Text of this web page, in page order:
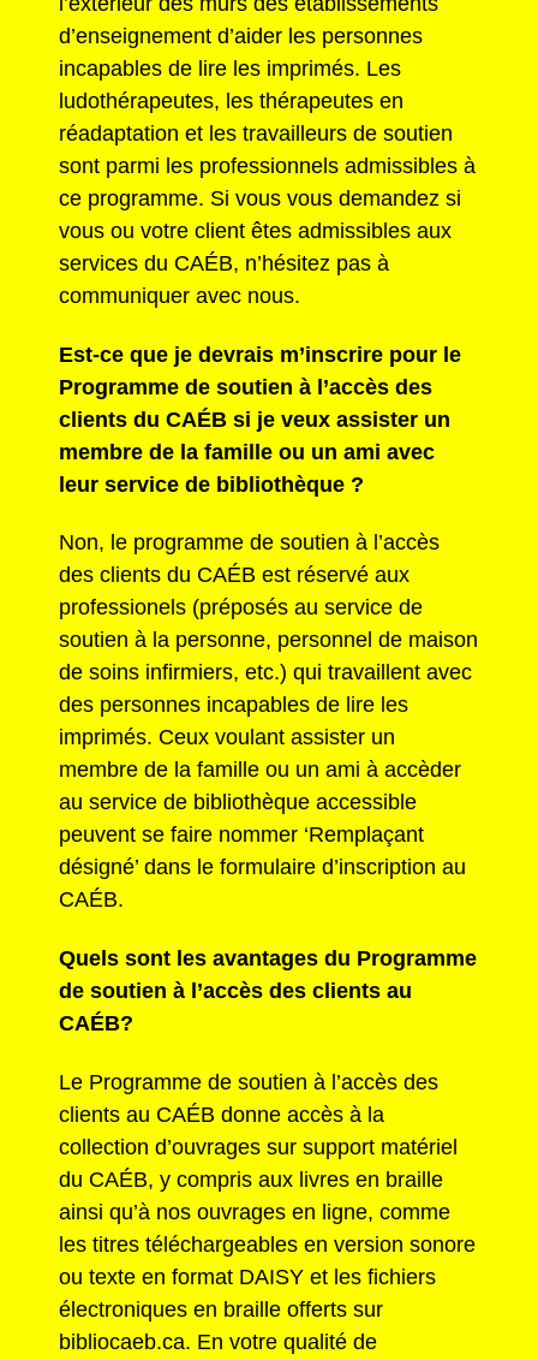
d’enseignement d’aider les personnes
incapables de lire les imprimés. Les
ludothérapeutes, les thérapeutes en
réadaptation et les travailleurs de soutien
sont parmi les professionnels admissibles à
ce programme. Si vous vous demandez si
vous ou votre client êtes admissibles aux
services du CAÉB, n’hésitez pas à
communiquer avec nous.
Est-ce que je devrais m’inscrire pour le
Programme de soutien à l’accès des
clients du CAÉB si je veux assister un
membre de la famille ou un ami avec
leur service de bibliothèque ?
Non, le programme de soutien à l’accès
des clients du CAÉB est réservé aux
professionels (préposés au service de
soutien à la personne, personnel de maison
de soins infirmiers, etc.) qui travaillent avec
des personnes incapables de lire les
imprimés. Ceux voulant assister un
membre de la famille ou un ami à accèder
au service de bibliothèque accessible
peuvent se faire nommer ‘Remplaçant
désigné’ dans le formulaire d’inscription au
CAÉB.
Quels sont les avantages du Programme
de soutien à l’accès des clients au
CAÉB?
Le Programme de soutien à l’accès des
clients au CAÉB donne accès à la
collection d’ouvrages sur support matériel
du CAÉB, y compris aux livres en braille
ainsi qu’à nos ouvrages en ligne, comme
les titres téléchargeables en version sonore
ou texte en format DAISY et les fichiers
électroniques en braille offerts sur
bibliocaeb.ca. En votre qualité de